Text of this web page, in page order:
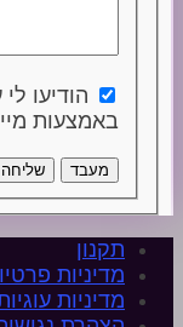
הודיעו
באמצעות
מעבד שליחה
תקנון
מדיניות
מדיניות